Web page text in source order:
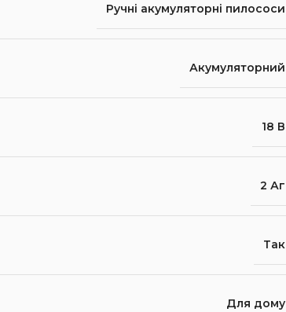
Ручні акумуляторні пилососи
Акумуляторний
18 В
2 Аг
Так
Для дому